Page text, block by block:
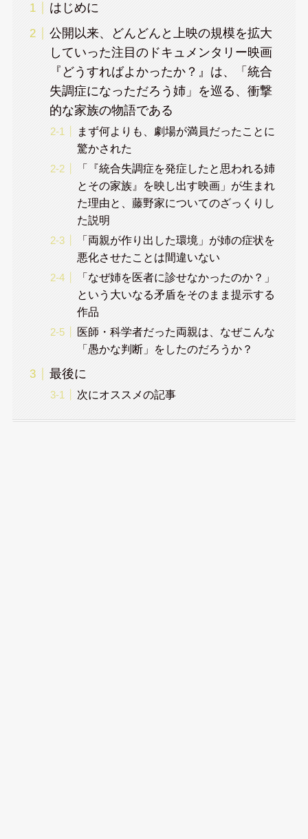
はじめに
公開以来、どんどんと上映の規模を拡大
していった注目のドキュメンタリー映画
『どうすればよかったか？』は、「統合
失調症になっただろう姉」を巡る、衝撃
的な家族の物語である
まず何よりも、劇場が満員だったことに
驚かされた
「『統合失調症を発症したと思われる姉
とその家族』を映し出す映画」が生まれ
た理由と、藤野家についてのざっくりし
た説明
「両親が作り出した環境」が姉の症状を
悪化させたことは間違いない
「なぜ姉を医者に診せなかったのか？」
という大いなる矛盾をそのまま提示する
作品
医師・科学者だった両親は、なぜこんな
「愚かな判断」をしたのだろうか？
最後に
次にオススメの記事